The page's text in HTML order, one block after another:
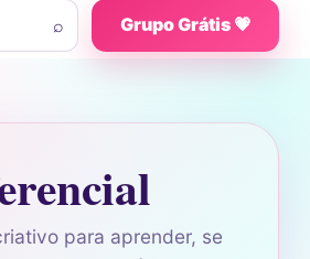
⌕ Grupo Grátis 💗
para aprender, se